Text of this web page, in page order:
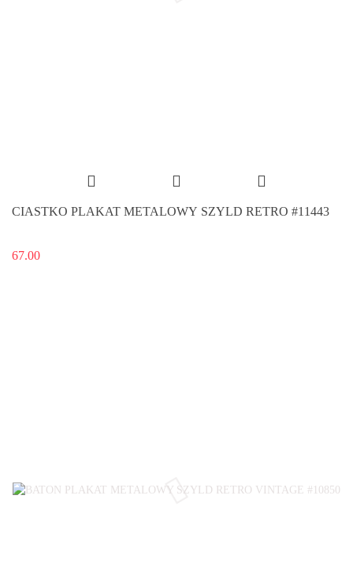
CIASTKO PLAKAT METALOWY SZYLD RETRO #11443
67.00